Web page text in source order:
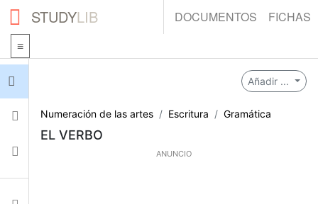
STUDYLIB DOCUMENTOS FICHAS
Fichas
Añadir ...
Numeración de las artes Escritura Gramática
EL VERBO
ANUNCIO